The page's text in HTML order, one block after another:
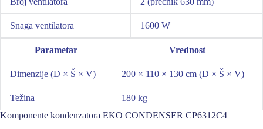
Snaga ventilatora 1600 W
Parametar Vrednost
Dimenzije (D × Š × V) 200 × 110 × 130 cm (D × Š × V)
Težina
180 kg
Komponente kondenzatora EKO CONDENSER CP6312C4